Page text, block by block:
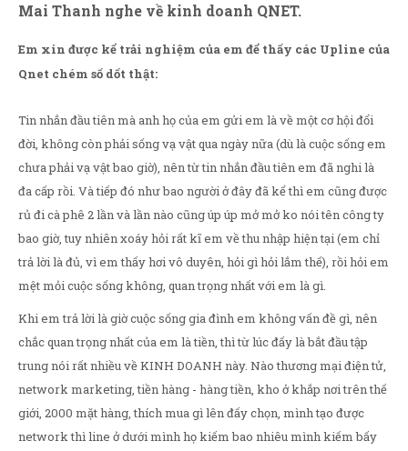
Mai Thanh nghe về kinh doanh QNET.
Em xin được kể trải nghiệm của em để thấy các Upline của
Qnet chém số dốt thật:
Tin nhắn đầu tiên mà anh họ của em gửi em là về một cơ hội đổi
đời, không còn phải sống vạ vật qua ngày nữa (dù là cuộc sống em
chưa phải vạ vật bao giờ), nên từ tin nhắn đầu tiên em đã nghi là
đa cấp rồi. Và tiếp đó như bao người ở đây đã kể thì em cũng được
rủ đi cà phê 2 lần và lần nào cũng úp úp mở mở ko nói tên công ty
bao giờ, tuy nhiên xoáy hỏi rất kĩ em về thu nhập hiện tại (em chỉ
trả lời là đủ, vì em thấy hơi vô duyên, hỏi gì hỏi lắm thế), rồi hỏi em
mệt mỏi cuộc sống không, quan trọng nhất với em là gì.
Khi em trả lời là giờ cuộc sống gia đình em không vấn đề gì, nên
chắc quan trọng nhất của em là tiền, thì từ lúc đấy là bắt đầu tập
trung nói rất nhiều về KINH DOANH này. Nào thương mại điện tử,
network marketing, tiền hàng - hàng tiền, kho ở khắp nơi trên thế
giới, 2000 mặt hàng, thích mua gì lên đấy chọn, mình tạo được
network thì line ở dưới mình họ kiếm bao nhiêu mình kiếm bấy